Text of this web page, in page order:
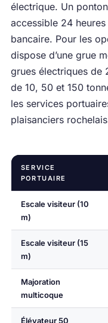
électrique. Un
accessible 24
bancaire. Pour les
dispose d’une grue
grues électriques de
de 10, 50 et 150
les services
plaisanciers
SERVICE
PORTUAIRE
Escale visiteur (10
m)
Escale visiteur (15
m)
Majoration
multicoque
Élévateur 50